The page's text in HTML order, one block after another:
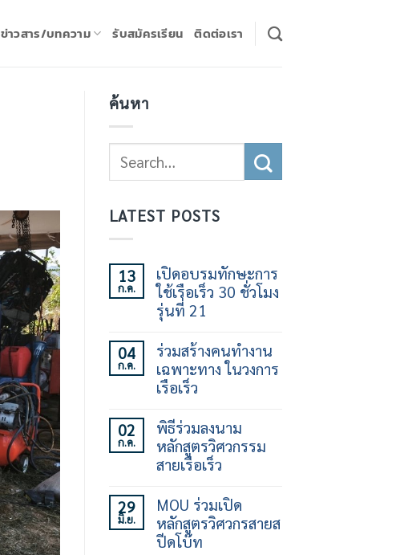
ข่าวสาร/บทความ รับสมัครเรียน ติดต่อเรา
ค้นหา
LATEST POSTS
13
ก.ค.
เปิดอบรมทักษะการ
ใช้เรือเร็ว 30 ชั่วโมง
รุ่นที่ 21
ความ
เห็น
บน
เปิด
อบรม
การ
ใช้
เรือ
เร็ว
30
ที่
21
04
ก.ค.
ร่วมสร้างคนทำงาน
เฉพาะทาง ในวงการ
เรือเร็ว
ความ
เห็น
บน
ร่วม
สร้าง
เฉพาะ
ทาง
ใน
วงการ
02
ก.ค.
พิธีร่วมลงนาม
หลักสูตรวิศวกรรม
สายเรือเร็ว
เห็น
บน
พิธี
ร่วม
29
มิ.ย.
MOU ร่วมเปิด
หลักสูตรวิศวกรสายส
ปีดโบ๊ท